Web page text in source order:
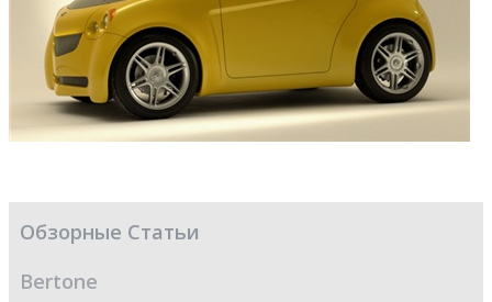
Обзорные Статьи
Bertone